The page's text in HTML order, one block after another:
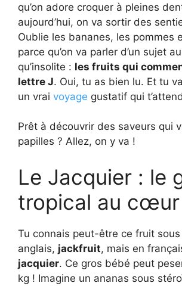
qu’on adore croquer à pleines
aujourd’hui, on va sortir des
Oublie les bananes, les pommes
parce qu’on va parler d’un sujet
qu’insolite : les fruits qui
lettre J. Oui, tu as bien lu. Et tu
un vrai voyage gustatif qui
Prêt à découvrir des saveurs qui
papilles ? Allez, on y va !
Le Jacquier : le
tropical au
Tu connais peut-être ce fruit
anglais, jackfruit, mais en
jacquier. Ce gros bébé peut
kg ! Imagine un ananas sous